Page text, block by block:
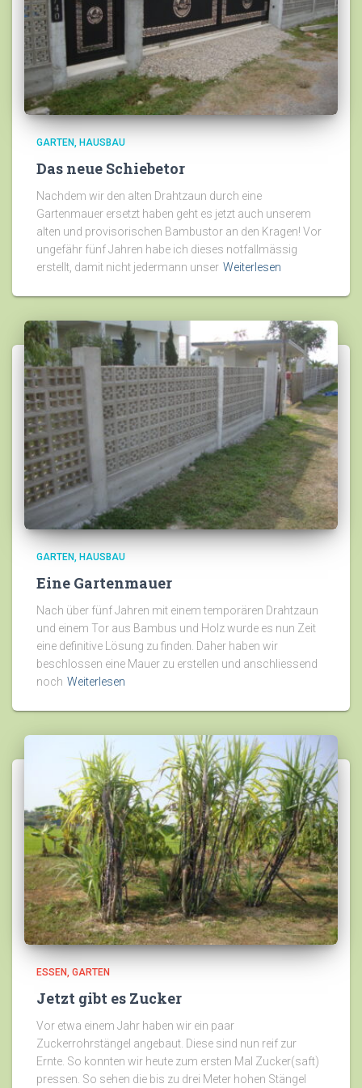
GARTEN HAUSBAU
Das neue Schiebetor
Nachdem wir den alten Drahtzaun durch eine
Gartenmauer ersetzt haben geht es jetzt auch unserem
alten und provisorischen Bambustor an den Kragen! Vor
ungefähr fünf Jahren habe ich dieses notfallmässig
erstellt, damit nicht jedermann unser Weiterlesen
GARTEN HAUSBAU
Eine Gartenmauer
Nach über fünf Jahren mit einem temporären Drahtzaun
und einem Tor aus Bambus und Holz wurde es nun Zeit
eine definitive Lösung zu finden. Daher haben wir
beschlossen eine Mauer zu erstellen und anschliessend
noch Weiterlesen
ESSEN GARTEN
Jetzt gibt es Zucker
Vor etwa einem Jahr haben wir ein paar
Zuckerrohrstängel angebaut. Diese sind nun reif zur
Ernte. So konnten wir heute zum ersten Mal Zucker(saft)
pressen. So sehen die bis zu drei Meter hohen Stängel